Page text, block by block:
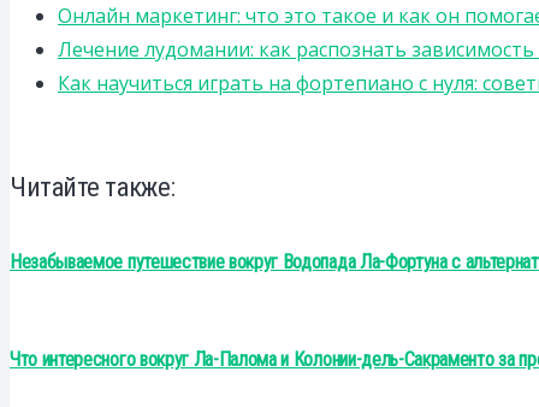
Онлайн маркетинг: что это такое и как он
Лечение лудомании: как распознать
Как научиться играть на фортепиано с нуля:
Читайте также:
Незабываемое путешествие вокруг Водопада Ла-Фортуна с
Что интересного вокруг Ла-Палома и Колонии-дель-Сакраменто за